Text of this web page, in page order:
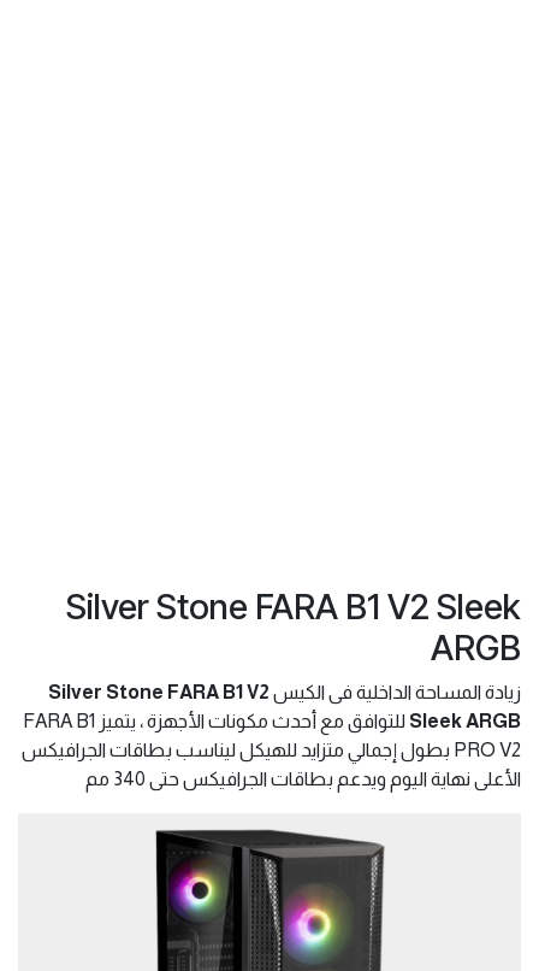
Silver Stone FARA B1 V2 Sleek
ARGB
زيادة المساحة الداخلية فى الكيس Silver Stone FARA B1 V2
Sleek ARGB
للتوافق مع أحدث مكونات الأجهزة ، يتميز FARA B1
PRO V2 بطول إجمالي متزايد للهيكل ليناسب بطاقات الجرافيكس
الأعلى نهاية اليوم ويدعم بطاقات الجرافيكس حتى 340 مم